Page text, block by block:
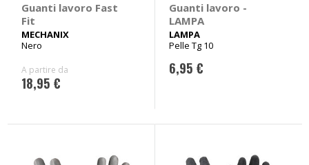
Guanti lavoro Fast
Fit
MECHANIX
Nero
A partire da
18,95 €
Guanti lavoro -
LAMPA
LAMPA
Pelle Tg 10
6,95 €